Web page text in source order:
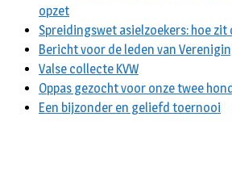
opzet
Spreidingswet asielzoekers: hoe zit
Bericht voor de leden van
Valse collecte KVW
Oppas gezocht voor onze twee
Een bijzonder en geliefd toernooi